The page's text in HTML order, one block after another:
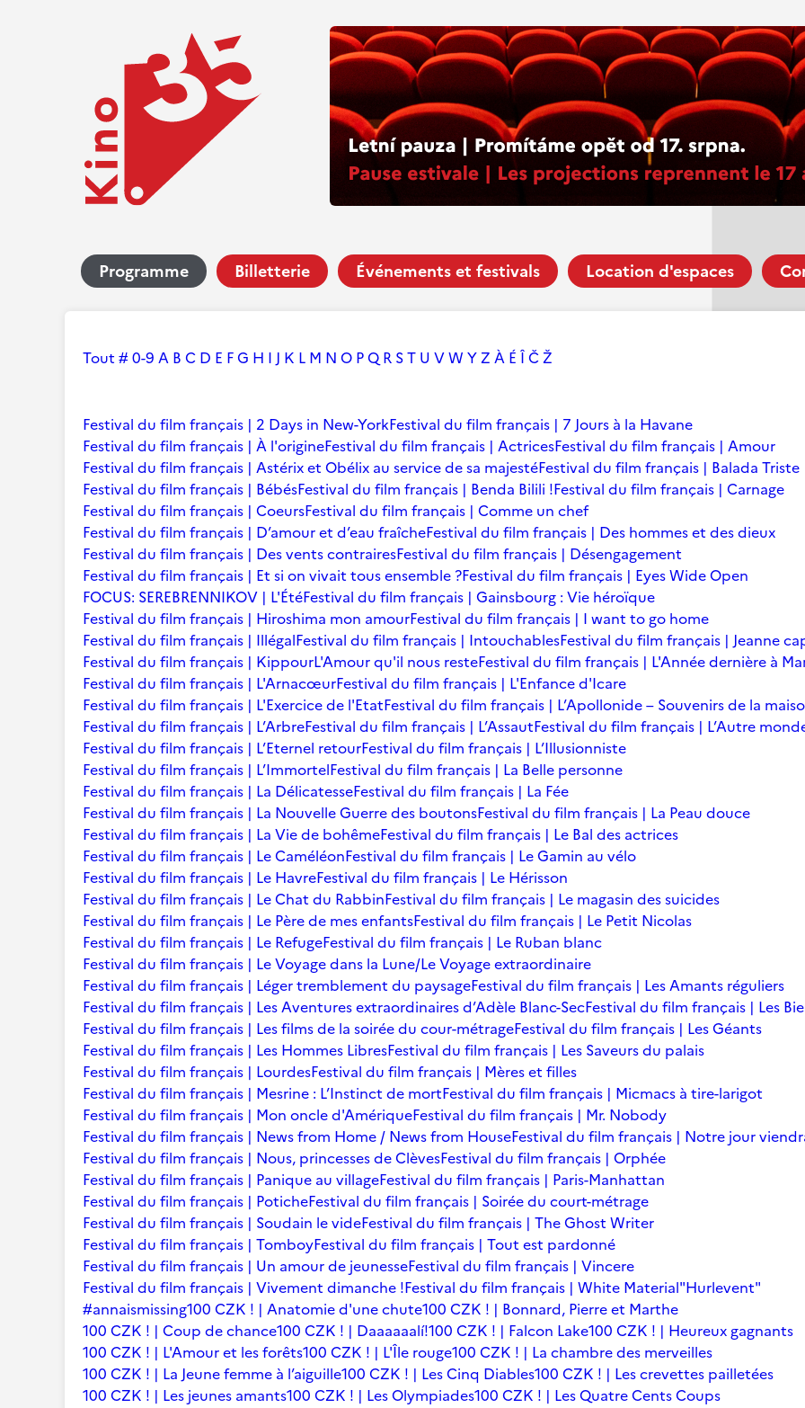
Programme Billetterie Événements et festivals Location d'espaces
Tout # 0-9 A B C D E FG H I J K L M N O PQ R ST U VW YZ À É ÎČŽ
Festival du film français | 2 Days in New-YorkFestival du film français | 7 Jours à la Havane
Festival du film français | À l'origineFestival du film français | ActricesFestival du film français | Amour
Festival du film français | Astérix et Obélix au service de sa majestéFestival du film français | Balada Triste
Festival du film français | BébésFestival du film français | Benda Bilili !Festival du film français | Carnage
Festival du film français | CoeursFestival du film français | Comme un chef
Festival du film français | D’amour et d’eau fraîcheFestival du film français | Des hommes et des dieux
Festival du film français | Des vents contrairesFestival du film français | Désengagement
Festival du film français | Et si on vivait tous ensemble ?Festival du film français | Eyes Wide Open
FOCUS: SEREBRENNIKOV | L'ÉtéFestival du film français | Gainsbourg : Vie héroïque
Festival du film français | Hiroshima mon amourFestival du film français | I want to go home
Festival du film français | IllégalFestival du film français | IntouchablesFestival du film français | Jeanne
Festival du film français | KippourL'Amour qu'il nous resteFestival du film français | L'Année dernière à
Festival du film français | L'ArnacœurFestival du film français | L'Enfance d'Icare
Festival du film français | L'Exercice de l'EtatFestival du film français | L’Apollonide – Souvenirs de la
Festival du film français | L’ArbreFestival du film français | L’AssautFestival du film français | L’Autre
Festival du film français | L’Eternel retourFestival du film français | L’Illusionniste
Festival du film français | L’ImmortelFestival du film français | La Belle personne
Festival du film français | La DélicatesseFestival du film français | La Fée
Festival du film français | La Nouvelle Guerre des boutonsFestival du film français | La Peau douce
Festival du film français | La Vie de bohêmeFestival du film français | Le Bal des actrices
Festival du film français | Le CaméléonFestival du film français | Le Gamin au vélo
Festival du film français | Le HavreFestival du film français | Le Hérisson
Festival du film français | Le Chat du RabbinFestival du film français | Le magasin des suicides
Festival du film français | Le Père de mes enfantsFestival du film français | Le Petit Nicolas
Festival du film français | Le RefugeFestival du film français | Le Ruban blanc
Festival du film français | Le Voyage dans la Lune/Le Voyage extraordinaire
Festival du film français | Léger tremblement du paysageFestival du film français | Les Amants réguliers
Festival du film français | Les Aventures extraordinaires d’Adèle Blanc-SecFestival du film français | Les
Festival du film français | Les films de la soirée du cour-métrageFestival du film français | Les Géants
Festival du film français | Les Hommes LibresFestival du film français | Les Saveurs du palais
Festival du film français | LourdesFestival du film français | Mères et filles
Festival du film français | Mesrine : L’Instinct de mortFestival du film français | Micmacs à tire-larigot
Festival du film français | Mon oncle d'AmériqueFestival du film français | Mr. Nobody
Festival du film français | News from Home / News from HouseFestival du film français | Notre jour
Festival du film français | Nous, princesses de ClèvesFestival du film français | Orphée
Festival du film français | Panique au villageFestival du film français | Paris-Manhattan
Festival du film français | PoticheFestival du film français | Soirée du court-métrage
Festival du film français | Soudain le videFestival du film français | The Ghost Writer
Festival du film français | TomboyFestival du film français | Tout est pardonné
Festival du film français | Un amour de jeunesseFestival du film français | Vincere
Festival du film français | Vivement dimanche !Festival du film français | White Material"Hurlevent"
#annaismissing100 CZK ! | Anatomie d'une chute100 CZK ! | Bonnard, Pierre et Marthe
100 CZK ! | Coup de chance100 CZK ! | Daaaaaalí!100 CZK ! | Falcon Lake100 CZK ! | Heureux gagnants
100 CZK ! | L'Amour et les forêts100 CZK ! | L'Île rouge100 CZK ! | La chambre des merveilles
100 CZK ! | La Jeune femme à l’aiguille100 CZK ! | Les Cinq Diables100 CZK ! | Les crevettes pailletées
100 CZK ! | Les jeunes amants100 CZK ! | Les Olympiades100 CZK ! | Les Quatre Cents Coups